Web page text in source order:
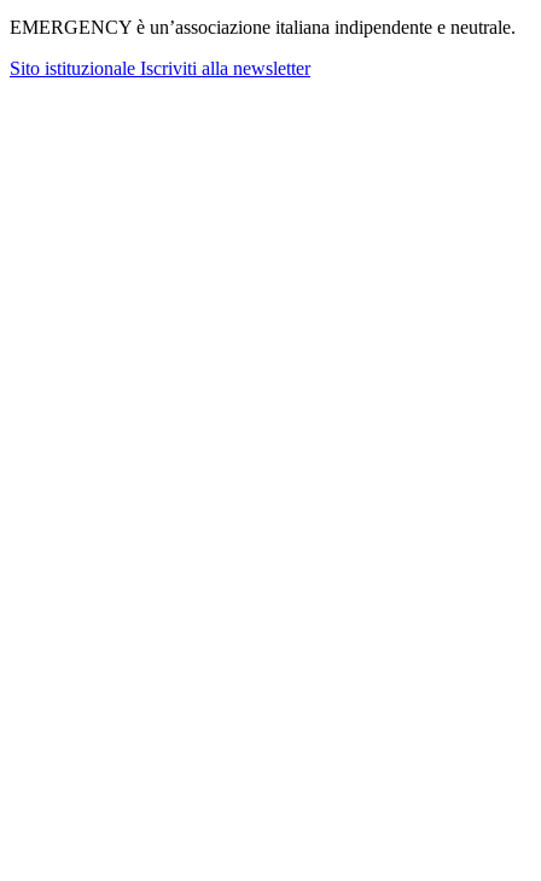
EMERGENCY è un’associazione italiana indipendente e neutrale.
Sito istituzionale Iscriviti alla newsletter